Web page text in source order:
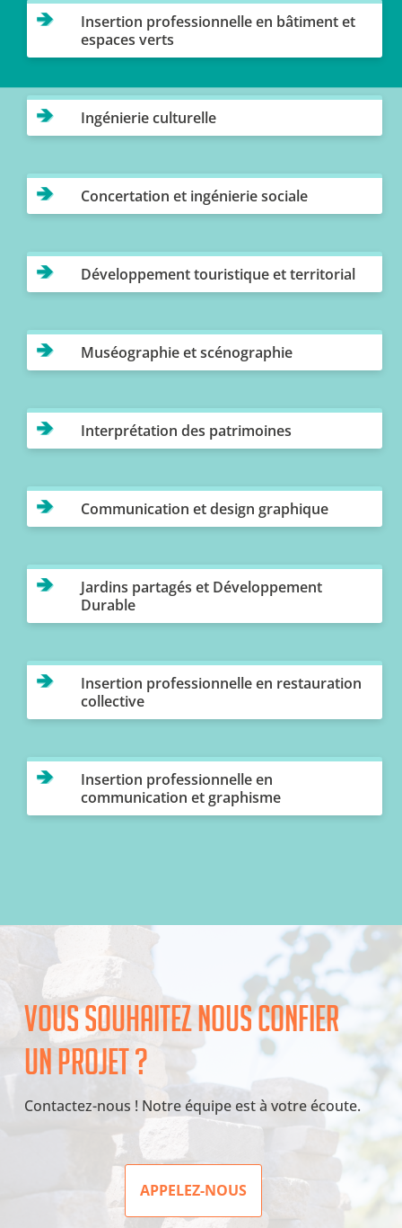
Insertion professionnelle en bâtiment et
espaces verts
Ingénierie culturelle
Concertation et ingénierie sociale
Développement touristique et territorial
Muséographie et scénographie
Interprétation des patrimoines
Communication et design graphique
Jardins partagés et Développement
Durable
Insertion professionnelle en restauration
collective
Insertion professionnelle en
communication et graphisme
Vous souhaitez nous confier
un projet ?
Contactez-nous ! Notre équipe est à votre écoute.
APPELEZ-NOUS